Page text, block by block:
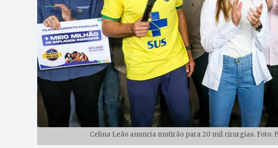
Celina Leão anuncia mutirão para 20 mil cirurgias. Foto: